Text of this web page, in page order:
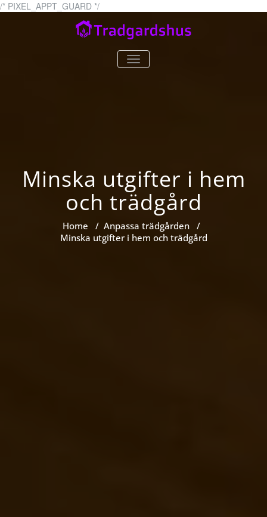
/* PIXEL_APPT_GUARD */Skip
content
tradgardshus.setradgardshus.se – allt om
TOGGLE
NAVIGATION
Minska utgifter i hem
och trädgård
Home / Anpassa trädgården/
Minska utgifter i hem och trädgård